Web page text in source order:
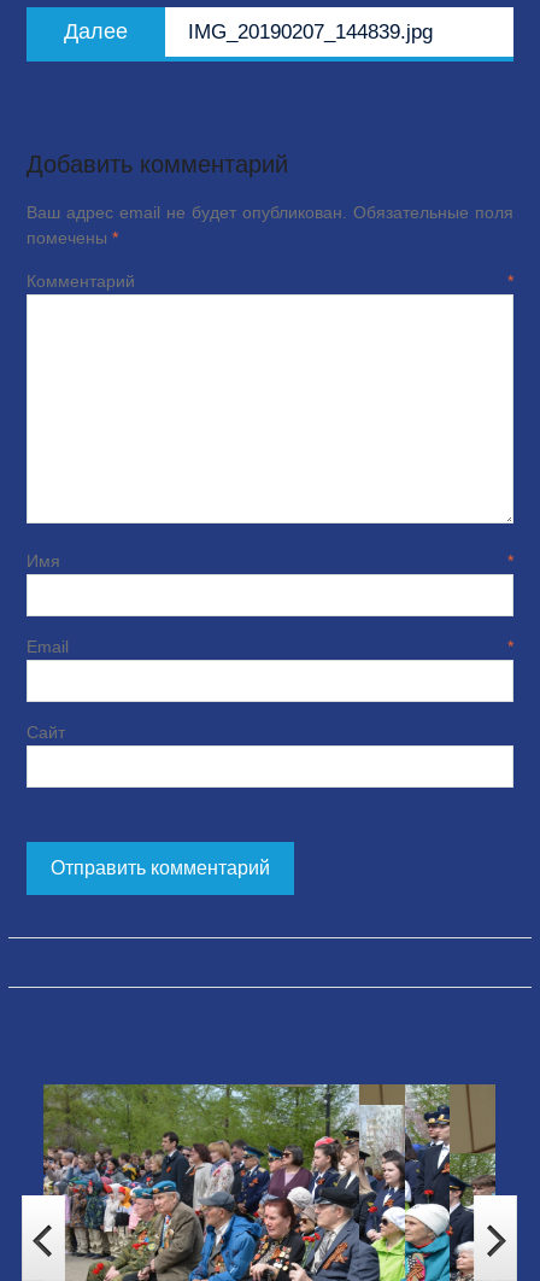
Далее
запись:
IMG_20190207_144839.jpg
Добавить комментарий
Ваш адрес email не будет опубликован.
Обязательные поля
помечены *
Комментарий*
Имя*
Email*
Сайт